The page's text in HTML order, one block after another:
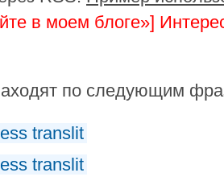
в моем блоге»]
по следующим
translit
translit